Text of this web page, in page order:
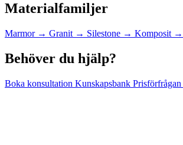
Materialfamiljer
Marmor → Granit → Silestone → Komposit →
Behöver du hjälp?
Boka konsultation Kunskapsbank Prisförfrågan